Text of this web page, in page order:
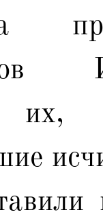
их,